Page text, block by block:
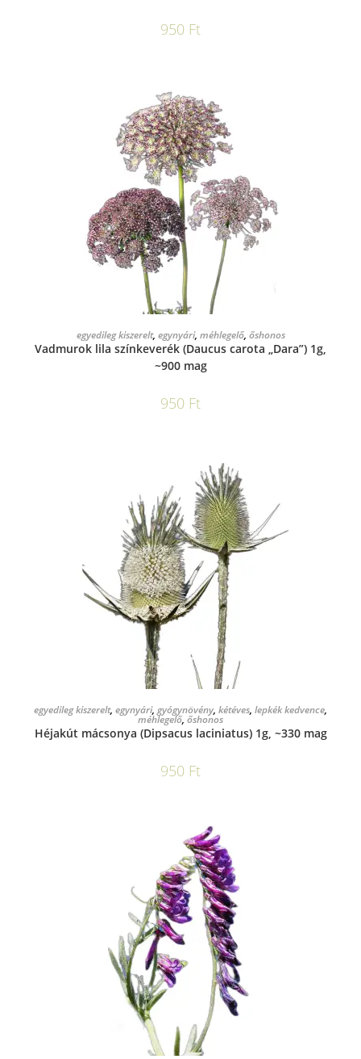
950 Ft
KOSÁRBA TESZEM
egyedileg kiszerelt, egynyári, méhlegelő, őshonos
Vadmurok lila színkeverék (Daucus carota „Dara”) 1g,
~900 mag
950 Ft
KOSÁRBA TESZEM
egyedileg kiszerelt, egynyári, gyógynövény, kétéves, lepkék kedvence,
méhlegelő, őshonos
Héjakút mácsonya (Dipsacus laciniatus) 1g, ~330 mag
950 Ft